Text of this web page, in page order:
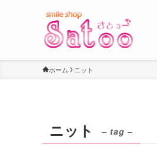
ホーム ニット
ニット – tag –